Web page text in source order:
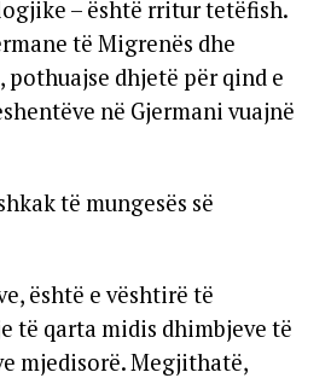
– është rritur tetëfish.
të Migrenës dhe
pothuajse dhjetë për qind e
në Gjermani vuajnë
të mungesës së
është e vështirë të
të qarta midis dhimbjeve të
mjedisorë. Megjithatë,